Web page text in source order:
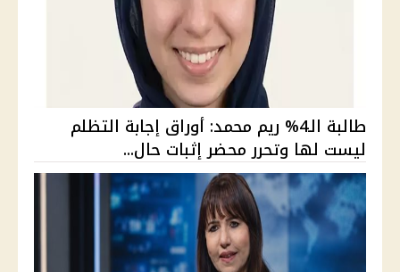
طالبة الـ4% ريم محمد: أوراق إجابة التظلم
ليست لها وتحرر محضر إثبات حال...